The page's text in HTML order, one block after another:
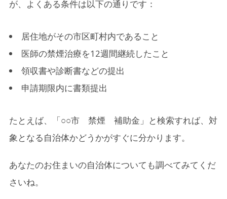
が、よくある条件は以下の通りです：
居住地がその市区町村内であること
医師の禁煙治療を12週間継続したこと
領収書や診断書などの提出
申請期限内に書類提出
たとえば、「○○市 禁煙 補助金」と検索すれば、対
象となる自治体かどうかがすぐに分かります。
あなたのお住まいの自治体についても調べてみてくだ
さいね。